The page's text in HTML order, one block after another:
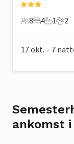
8 Gäster
8
4 Sovrum
4
1 Badrum
1
2
2
17 okt. • 7
ankomst i